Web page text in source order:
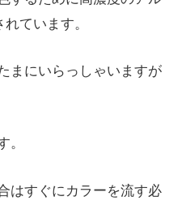
ています。
まにいらっしゃいますが
。
はすぐにカラーを流す必